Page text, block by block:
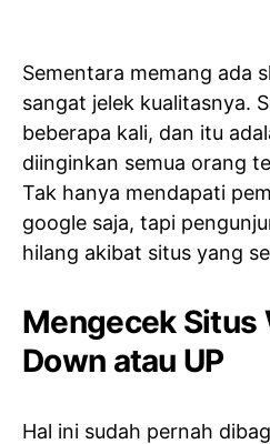
Sementara memang ada
sangat jelek kualitasnya.
beberapa kali, dan itu
diinginkan semua orang
Tak hanya mendapati
google saja, tapi
hilang akibat situs yang
Mengecek Situs
Down atau UP
Hal ini sudah pernah